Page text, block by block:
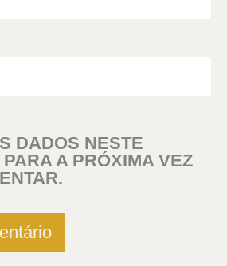
DADOS NESTE
A PRÓXIMA VEZ